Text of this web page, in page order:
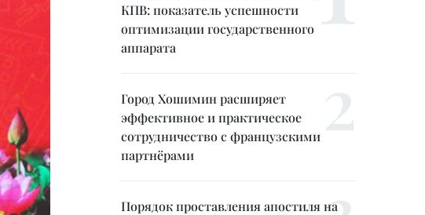
КПВ: показатель успешности
оптимизации государственного
аппарата
Город Хошимин расширяет
эффективное и практическое
сотрудничество с французскими
партнёрами
Порядок проставления апостиля на